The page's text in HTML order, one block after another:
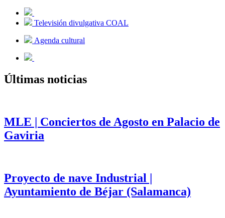
Televisión divulgativa COAL
Agenda cultural
Últimas noticias
MLE | Conciertos de Agosto en Palacio de
Gaviria
Proyecto de nave Industrial |
Ayuntamiento de Béjar (Salamanca)